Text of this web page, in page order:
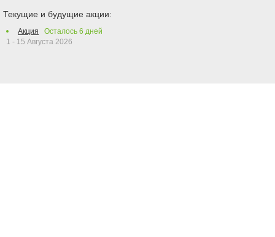
Текущие и будущие акции:
Акция Осталось 6 дней
1 - 15 Августа 2026